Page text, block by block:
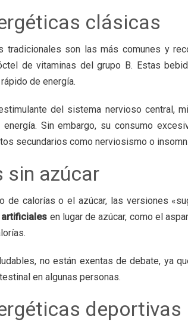
clásicas
tradicionales son las más comunes y
de vitaminas del grupo B. Estas
de energía.
del sistema nervioso central,
energía. Sin embargo, su consumo
secundarios como nerviosismo o
sin azúcar
de calorías o el azúcar, las versiones
en lugar de azúcar, como el
no están exentas de debate, ya
en algunas personas.
deportivas